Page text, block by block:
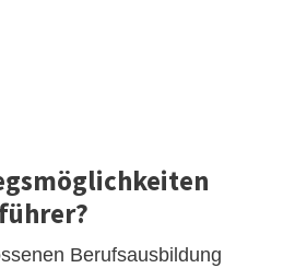
Berufsausbildung